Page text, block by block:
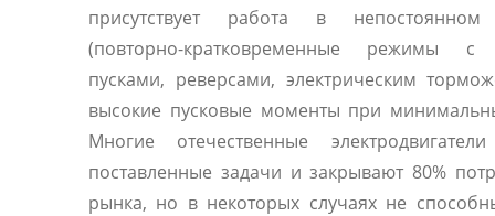
присутствует работа в
(повторно-кратковременные режимы с
пусками, реверсами, электрическим
высокие пусковые моменты при
Многие отечественные
поставленные задачи и закрывают 80%
рынка, но в некоторых случаях не